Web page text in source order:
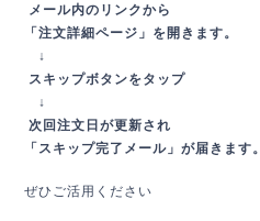
メール内のリンクから
「注文詳細ページ」を開きます。
↓
スキップボタンをタップ
↓
次回注文日が更新され
「スキップ完了メール」が届きます。
ぜひご活用ください